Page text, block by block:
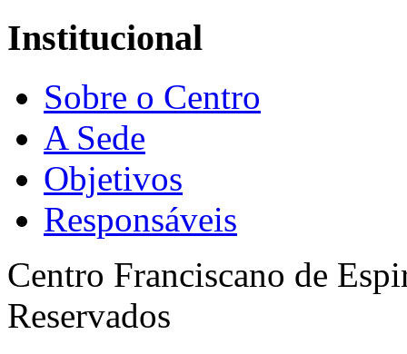
Institucional
Sobre o Centro
A Sede
Objetivos
Responsáveis
Centro Franciscano de
Reservados